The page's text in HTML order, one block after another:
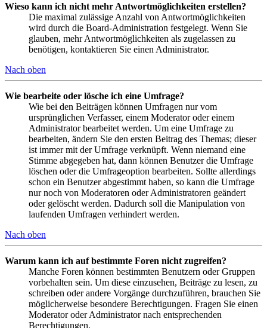
Wieso kann ich nicht mehr Antwortmöglichkeiten erstellen?
Die maximal zulässige Anzahl von Antwortmöglichkeiten
wird durch die Board-Administration festgelegt. Wenn Sie
glauben, mehr Antwortmöglichkeiten als zugelassen zu
benötigen, kontaktieren Sie einen Administrator.
Nach oben
Wie bearbeite oder lösche ich eine Umfrage?
Wie bei den Beiträgen können Umfragen nur vom
ursprünglichen Verfasser, einem Moderator oder einem
Administrator bearbeitet werden. Um eine Umfrage zu
bearbeiten, ändern Sie den ersten Beitrag des Themas; dieser
ist immer mit der Umfrage verknüpft. Wenn niemand eine
Stimme abgegeben hat, dann können Benutzer die Umfrage
löschen oder die Umfrageoption bearbeiten. Sollte allerdings
schon ein Benutzer abgestimmt haben, so kann die Umfrage
nur noch von Moderatoren oder Administratoren geändert
oder gelöscht werden. Dadurch soll die Manipulation von
laufenden Umfragen verhindert werden.
Nach oben
Warum kann ich auf bestimmte Foren nicht zugreifen?
Manche Foren können bestimmten Benutzern oder Gruppen
vorbehalten sein. Um diese einzusehen, Beiträge zu lesen, zu
schreiben oder andere Vorgänge durchzuführen, brauchen Sie
möglicherweise besondere Berechtigungen. Fragen Sie einen
Moderator oder Administrator nach entsprechenden
Berechtigungen.